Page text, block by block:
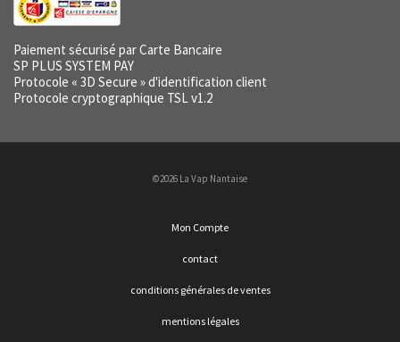
Paiement sécurisé par Carte Bancaire
SP PLUS SYSTEM PAY
Protocole « 3D Secure » d'identification client
Protocole cryptographique TSL v1.2
©2026 La Vap Nantaise
Mon Compte
contact
conditions générales de ventes
mentions légales